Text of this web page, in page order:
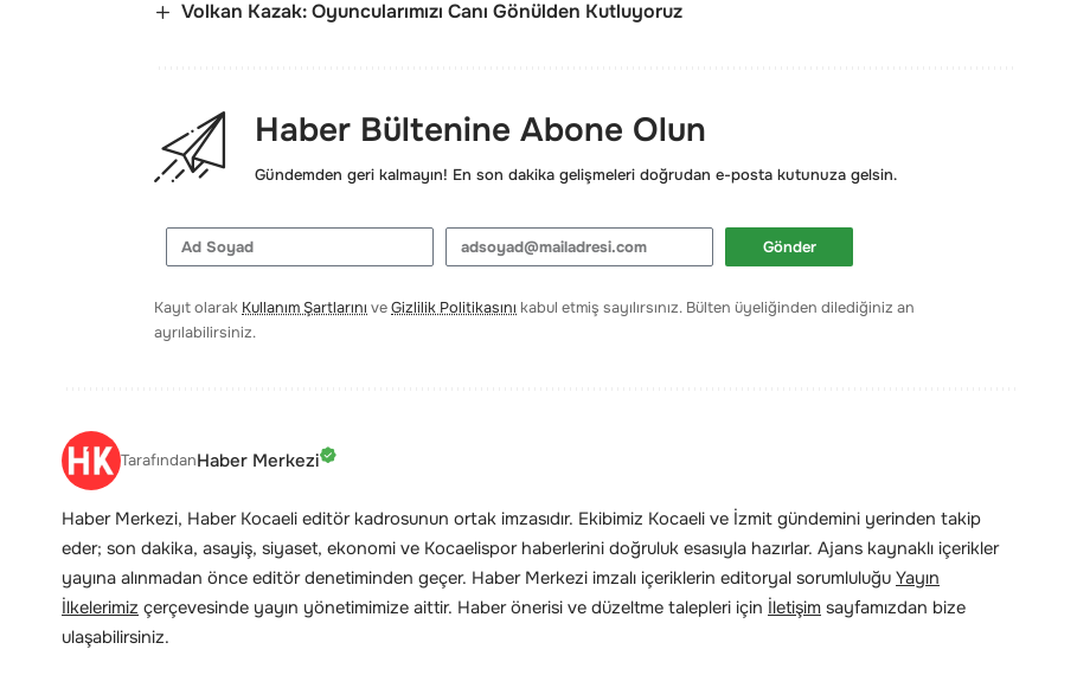
Volkan Kazak: Oyuncularımızı Canı Gönülden Kutluyoruz
Haber Bültenine Abone Olun
Gündemden geri kalmayın! En son dakika gelişmeleri doğrudan e-posta kutunuza gelsin.
Gönder
Kayıt olarak Kullanım Şartlarını veGizlilik Politikasını kabul etmiş sayılırsınız. Bülten üyeliğinden dilediğiniz an
ayrılabilirsiniz.
TarafındanHaber Merkezi
Haber Merkezi, Haber Kocaeli editör kadrosunun ortak imzasıdır. Ekibimiz Kocaeli ve İzmit gündemini yerinden takip
eder; son dakika, asayiş, siyaset, ekonomi ve Kocaelispor haberlerini doğruluk esasıyla hazırlar. Ajans kaynaklı içerikler
yayına alınmadan önce editör denetiminden geçer. Haber Merkezi imzalı içeriklerin editoryal sorumluluğu Yayın
İlkelerimiz çerçevesinde yayın yönetimimize aittir. Haber önerisi ve düzeltme talepleri için İletişim sayfamızdan bize
ulaşabilirsiniz.